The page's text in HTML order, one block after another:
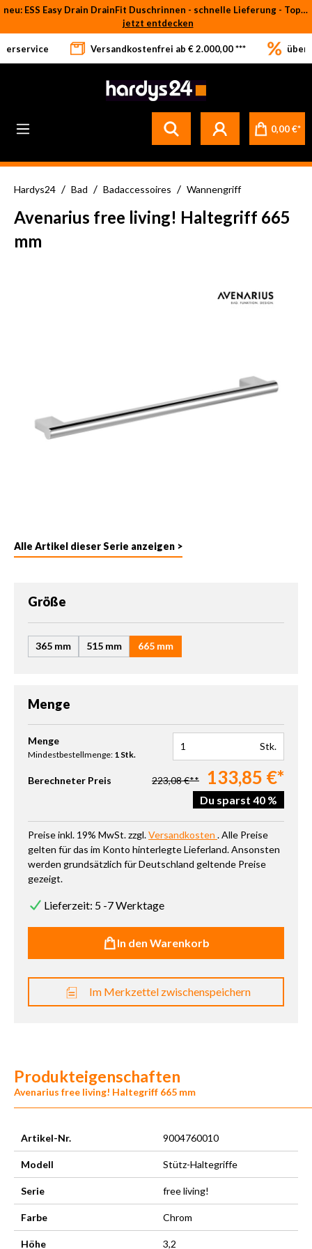
Zum Hauptinhalt springen
neu: ESS Easy Drain DrainFit Duschrinnen - schnelle Lieferung - Top-Preise
jetzt entdecken
Versandkostenfrei ab € 2.000,00 *** über
0,00 €*
Hardys24 / Bad / Badaccessoires / Wannengriff
Avenarius free living! Haltegriff 665
mm
Alle Artikel dieser Serie anzeigen >
Größe
365 mm 515 mm 665 mm
Menge
Produkt Anzahl: Gib den gewünschten Wert ein oder benutze
Menge
Mindestbestellmenge: 1 Stk.
Stk.
Berechneter Preis 223,08 €** 133,85 €*
Du sparst 40 %
Preise inkl. 19% MwSt. zzgl.Versandkosten . Alle Preise
gelten für das im Konto hinterlegte Lieferland. Ansonsten
werden grundsätzlich für Deutschland geltende Preise
gezeigt.
Lieferzeit: 5 -7 Werktage
In den Warenkorb
Im Merkzettel zwischenspeichern
Produkteigenschaften
Avenarius free living! Haltegriff 665 mm
Artikel-Nr. 9004760010
Modell Stütz-Haltegriffe
Serie free living!
Farbe Chrom
Höhe 3,2